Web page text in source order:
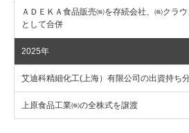
ＡＤＥＫＡ食品販売㈱を存続会社、㈱クラ
として合併
2025年
艾迪科精細化工(上海）有限公司の出資持ち
上原食品工業㈱の全株式を譲渡